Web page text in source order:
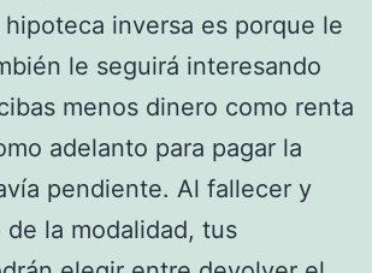
inversa es porque le
le seguirá interesando
menos dinero como renta
adelanto para pagar la
pendiente. Al fallecer y
la modalidad, tus